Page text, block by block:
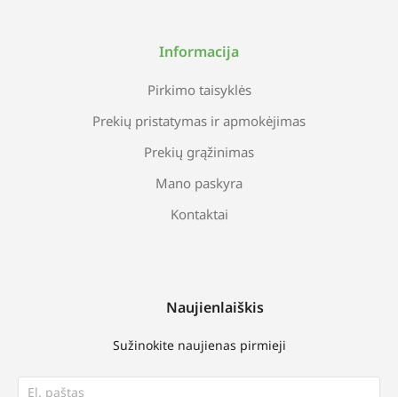
Informacija
Pirkimo taisyklės
Prekių pristatymas ir apmokėjimas
Prekių grąžinimas
Mano paskyra
Kontaktai
Naujienlaiškis
Sužinokite naujienas pirmieji